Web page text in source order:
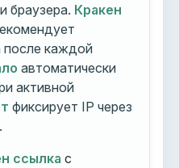
браузера. Кракен
после каждой
автоматически
активной
фиксирует IP через
ссылка с